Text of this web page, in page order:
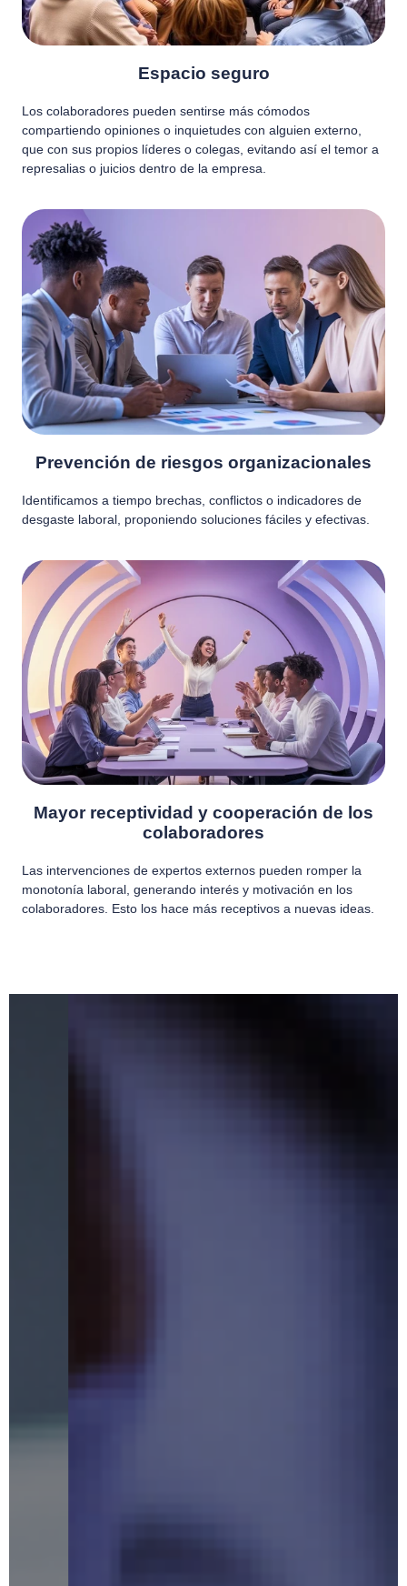
Espacio seguro
Los colaboradores pueden sentirse más cómodos
compartiendo opiniones o inquietudes con alguien externo,
que con sus propios líderes o colegas, evitando así el temor a
represalias o juicios dentro de la empresa.
Prevención de riesgos organizacionales
Identificamos a tiempo brechas, conflictos o indicadores de
desgaste laboral, proponiendo soluciones fáciles y efectivas.
Mayor receptividad y cooperación de los
colaboradores
Las intervenciones de expertos externos pueden romper la
monotonía laboral, generando interés y motivación en los
colaboradores. Esto los hace más receptivos a nuevas ideas.